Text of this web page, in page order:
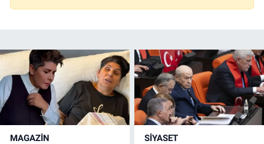
MAGAZİN SİYASET